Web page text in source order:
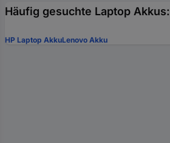
Häufig gesuchte Laptop Akkus:
HP Laptop AkkuLenovo Akku